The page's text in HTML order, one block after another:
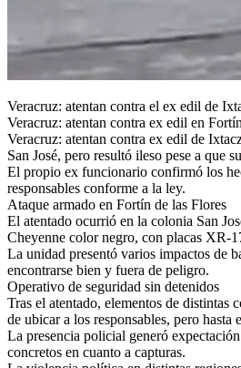
Veracruz: atentan contra el ex edil de
Veracruz: atentan contra ex edil en Fortín
Veracruz: atentan contra ex edil de
San José, pero resultó ileso pese a que
El propio ex funcionario confirmó los
responsables conforme a la ley.
Ataque armado en Fortín de las Flores
El atentado ocurrió en la colonia San
Cheyenne color negro, con placas XR-
La unidad presentó varios impactos de
encontrarse bien y fuera de peligro.
Operativo de seguridad sin detenidos
Tras el atentado, elementos de distintas
de ubicar a los responsables, pero hasta
La presencia policial generó
concretos en cuanto a capturas.